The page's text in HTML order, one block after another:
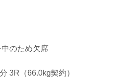
のため欠席
3R（66.0kg契約）